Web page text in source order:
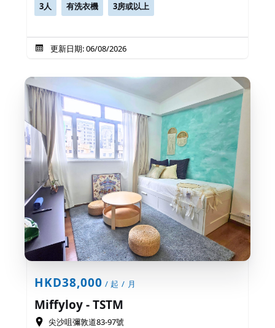
3人 有洗衣機 3房或以上
更新日期: 06/08/2026
HKD38,000 / 起 / 月
Miffyloy - TSTM
尖沙咀彌敦道83-97號